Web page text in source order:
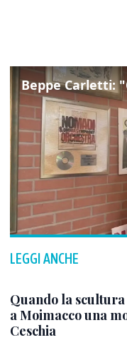
LEGGI ANCHE
Quando la
a Moimacco una
Ceschia